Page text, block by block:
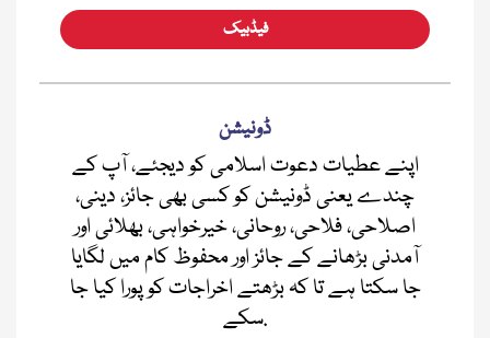
فیڈبیک
ڈونیشن
اپنے عطیات دعوت اسلامی کو دیجئے، آپ کے
چندے یعنی ڈونیشن کو کسی بھی جائز، دینی،
اصلاحی، فلاحی، روحانی، خیرخواہی، بھلائی اور
آمدنی بڑھانے کے جائز اور محفوظ کام میں لگایا
جا سکتا ہے تا کہ بڑھتے اخراجات کو پورا کیا جا
سکے.